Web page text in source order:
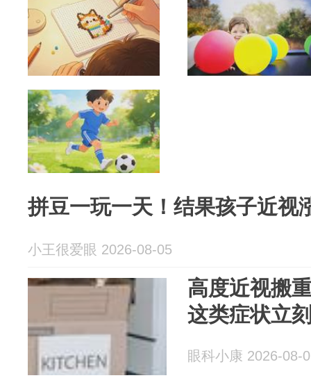
拼豆一玩一天！结果孩子近
小王很爱眼 2026-08-05
高度近视搬
这类症状立
眼科小康 2026-08-